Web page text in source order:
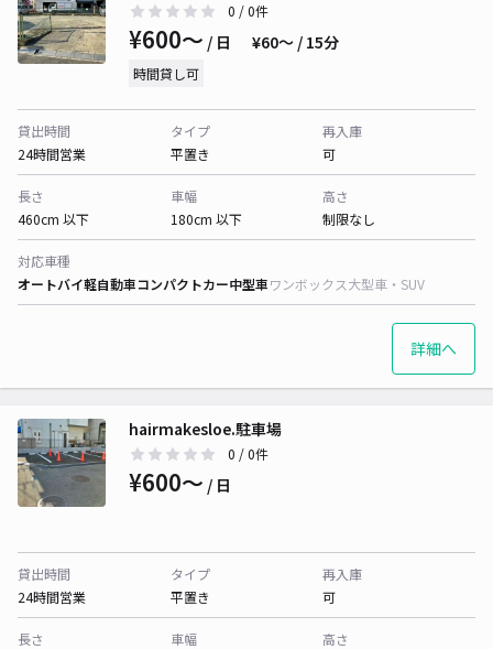
0 / 0件
¥600〜 / 日 ¥60〜 / 15分
時間貸し可
貸出時間
24時間営業
タイプ
平置き
再入庫
可
長さ
460cm 以下
車幅
180cm 以下
高さ
制限なし
対応車種
オートバイ軽自動車コンパクトカー中型車ワンボックス大型車・SUV
詳細へ
hairmakesloe.駐車場
0 / 0件
¥600〜 / 日
貸出時間
24時間営業
タイプ
平置き
再入庫
可
長さ
車幅
高さ